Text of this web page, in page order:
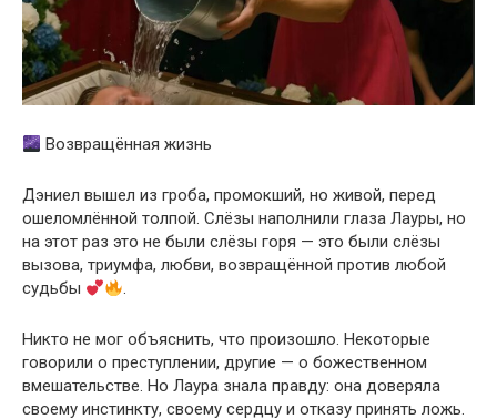
Возвращённая жизнь
Дэниел вышел из гроба, промокший, но живой, перед
ошеломлённой толпой. Слёзы наполнили глаза Лауры, но
на этот раз это не были слёзы горя — это были слёзы
вызова, триумфа, любви, возвращённой против любой
судьбы
.
Никто не мог объяснить, что произошло. Некоторые
говорили о преступлении, другие — о божественном
вмешательстве. Но Лаура знала правду: она доверяла
своему инстинкту, своему сердцу и отказу принять ложь.